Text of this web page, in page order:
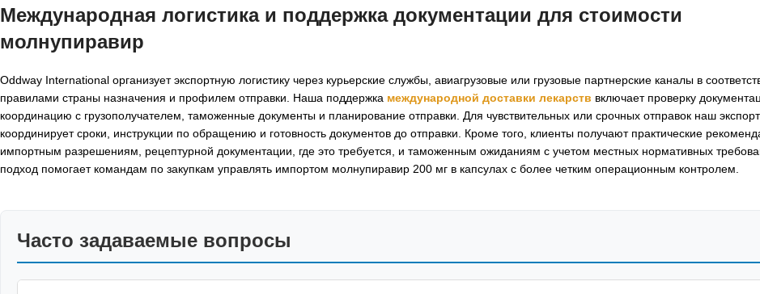
Международная логистика и поддержка документации для стоимости
молнупиравир
Oddway International организует экспортную логистику через курьерские службы, авиагрузовые или грузовые партнерские каналы в
правилами страны назначения и профилем отправки. Наша поддержка международной доставки лекарств включает проверку
координацию с грузополучателем, таможенные документы и планирование отправки. Для чувствительных или срочных отправок наш
координирует сроки, инструкции по обращению и готовность документов до отправки. Кроме того, клиенты получают практические
импортным разрешениям, рецептурной документации, где это требуется, и таможенным ожиданиям с учетом местных нормативных
подход помогает командам по закупкам управлять импортом молнупиравир 200 мг в капсулах с более четким операционным контролем.
Часто задаваемые вопросы